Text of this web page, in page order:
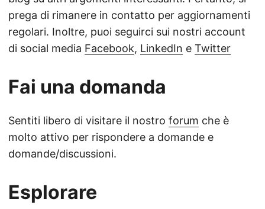
prega di rimanere in contatto per aggiornamenti
regolari. Inoltre, puoi seguirci sui nostri account
di social media Facebook, LinkedIn e Twitter
Fai una domanda
Sentiti libero di visitare il nostro forum che è
molto attivo per rispondere a domande e
domande/discussioni.
Esplorare